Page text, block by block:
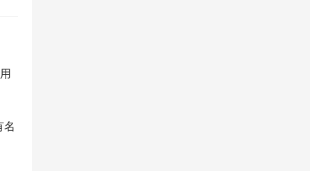
名